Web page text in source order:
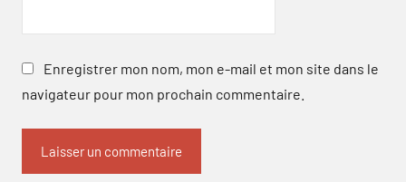
Enregistrer mon nom, mon e-mail et mon site dans le
navigateur pour mon prochain commentaire.